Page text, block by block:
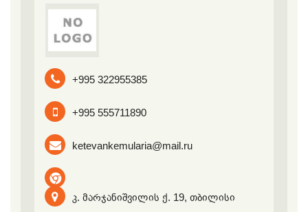
+995 322955385
+995 555711890
ketevankemularia@mail.ru
კ. მარჯანიშვილის ქ. 19, თბილისი